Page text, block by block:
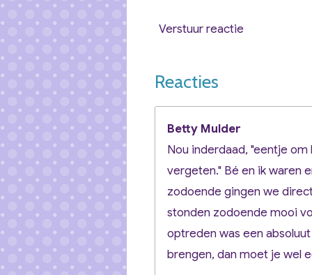
Verstuur reactie
Reacties
Betty Mulder
Nou inderdaad, "eentje
vergeten." Bé en ik waren
zodoende gingen we
stonden zodoende mooi
optreden was een
brengen, dan moet je wel